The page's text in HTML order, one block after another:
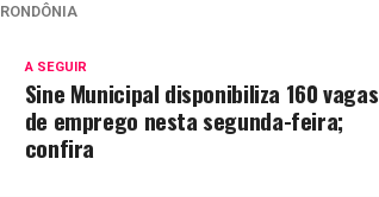
RONDÔNIA
A SEGUIR
Sine Municipal disponibiliza 160 vagas
de emprego nesta segunda-feira;
confira